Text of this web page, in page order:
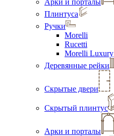
Арки и порталы
Плинтуса
Ручки
Morelli
Rucetti
Morelli Luxury
Деревянные рейки
Скрытые двери
Скрытый плинтус
Арки и порталы